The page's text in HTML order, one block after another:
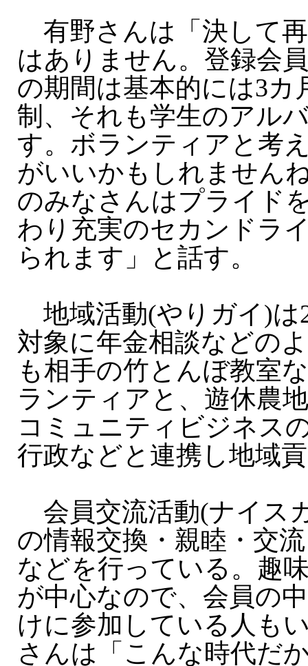
有野さんは「決して
はありません。登録会
の期間は基本的には3カ
制、それも学生のアル
す。ボランティアと考
がいいかもしれません
のみなさんはプライド
わり充実のセカンドラ
られます」と話す。
地域活動(やりガイ)は
対象に年金相談などの
も相手の竹とんぼ教室
ランティアと、遊休農
コミュニティビジネス
行政などと連携し地域
会員交流活動(ナイス
の情報交換・親睦・交
などを行っている。趣
が中心なので、会員の
けに参加している人も
さんは「こんな時代だ